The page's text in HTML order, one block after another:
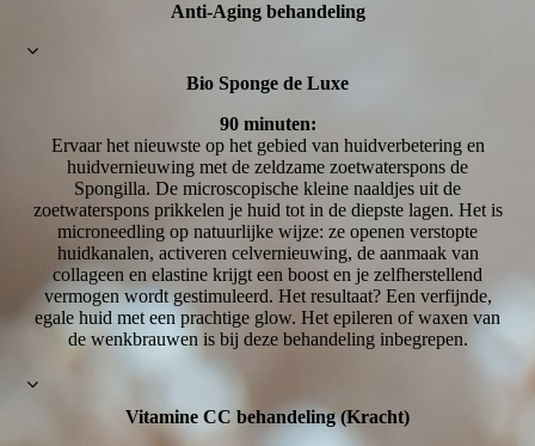
Anti-Aging behandeling
Bio Sponge de Luxe
90 minuten:
Ervaar het nieuwste op het gebied van huidverbetering en
huidvernieuwing met de zeldzame zoetwaterspons de
Spongilla. De microscopische kleine naaldjes uit de
zoetwaterspons prikkelen je huid tot in de diepste lagen. Het is
microneedling op natuurlijke wijze: ze openen verstopte
huidkanalen, activeren celvernieuwing, de aanmaak van
collageen en elastine krijgt een boost en je zelfherstellend
vermogen wordt gestimuleerd. Het resultaat? Een verfijnde,
egale huid met een prachtige glow. Het epileren of waxen van
de wenkbrauwen is bij deze behandeling inbegrepen.
Vitamine CC behandeling (Kracht)